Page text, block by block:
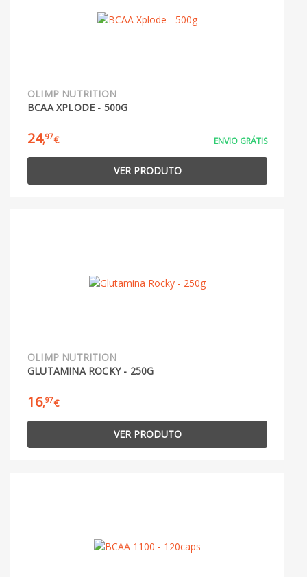
OLIMP NUTRITION
BCAA XPLODE - 500G
24,97€ ENVIO GRÁTIS
VER PRODUTO
OLIMP NUTRITION
GLUTAMINA ROCKY - 250G
16,97€
VER PRODUTO